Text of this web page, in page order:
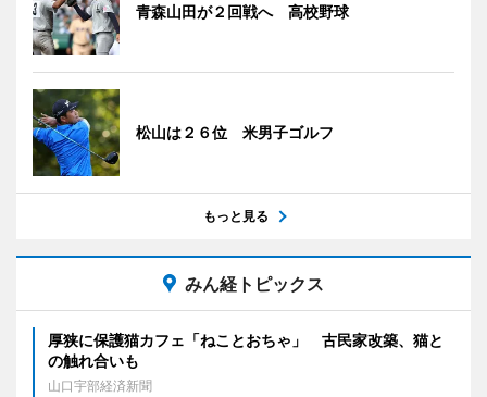
青森山田が２回戦へ 高校野球
松山は２６位 米男子ゴルフ
もっと見る
みん経トピックス
厚狭に保護猫カフェ「ねことおちゃ」 古民家改築、猫と
の触れ合いも
山口宇部経済新聞